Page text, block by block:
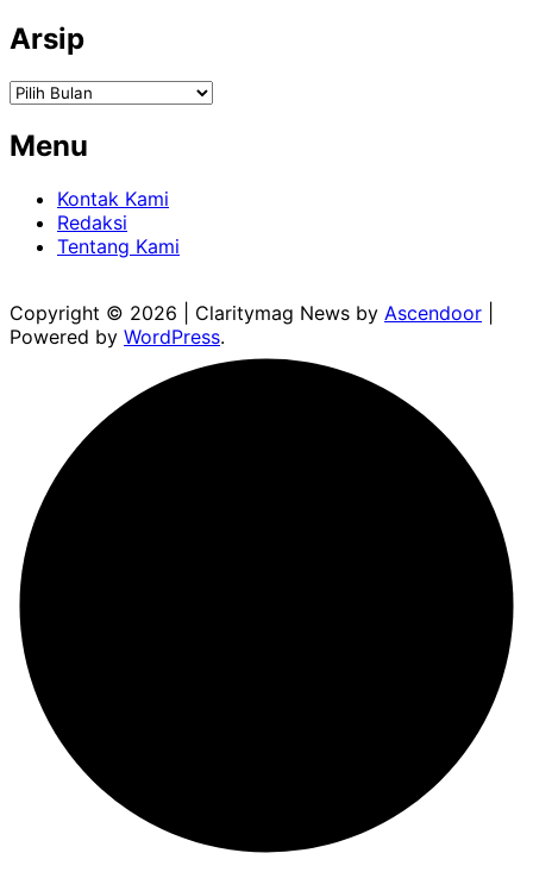
Arsip
Arsip
Menu
Kontak Kami
Redaksi
Tentang Kami
Copyright © 2026 | Claritymag News by Ascendoor
Powered by WordPress.